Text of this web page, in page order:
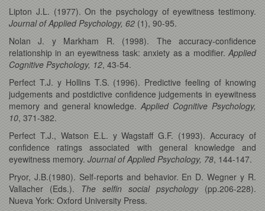
Lipton J.L. (1977). On the psychology of eyewitness testimony.
Journal of Applied Psychology, 62 (1), 90-95.
Nolan J. y Markham R. (1998). The accuracy-confidence
relationship in an eyewitness task: anxiety as a modifier. Applied
Cognitive Psychology, 12, 43-54.
Perfect T.J. y Hollins T.S. (1996). Predictive feeling of knowing
judgements and postdictive confidence judgements in eyewitness
memory and general knowledge.Applied Cognitive Psychology,
10, 371-382.
Perfect T.J., Watson E.L. y Wagstaff G.F. (1993). Accuracy of
confidence ratings associated with general knowledge and
eyewitness memory. Journal of Applied Psychology, 78, 144-147.
Pryor, J.B.(1980). Self-reports and behavior. En D. Wegner y R.
Vallacher (Eds.). The selfin social psychology(pp.206-228).
Nueva York: Oxford University Press.